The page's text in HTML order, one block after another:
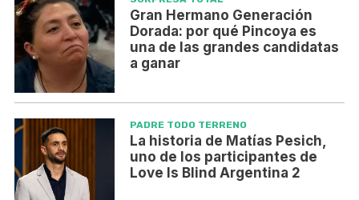
Gran Hermano Generación
Dorada: por qué Pincoya es
una de las grandes candidatas
a ganar
PADRE TODO TERRENO
La historia de Matías Pesich,
uno de los participantes de
Love Is Blind Argentina 2